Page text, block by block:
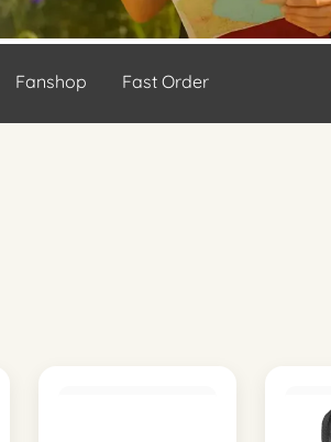
Fanshop Fast Order